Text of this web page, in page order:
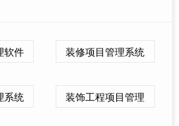
软件 装修项目管理系统
系统 装饰工程项目管理